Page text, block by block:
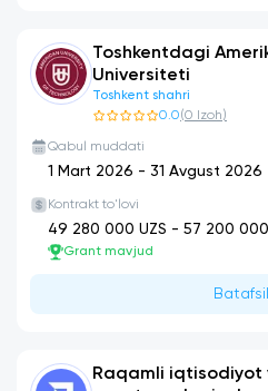
Toshkentdagi
Universiteti
Toshkent shahri
0.0(0 Izoh)
Qabul muddati
1 Mart 2026 - 31 Avgust 2026
Kontrakt to'lovi
49 280 000 UZS - 57 200 000
Grant mavjud
Batafsil
Raqamli iqtisodiyot